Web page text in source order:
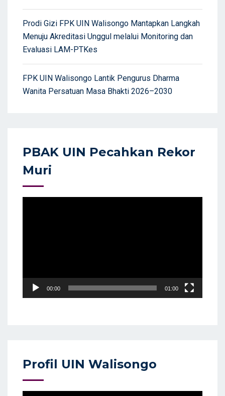
Prodi Gizi FPK UIN Walisongo Mantapkan Langkah
Menuju Akreditasi Unggul melalui Monitoring dan
Evaluasi LAM-PTKes
FPK UIN Walisongo Lantik Pengurus Dharma
Wanita Persatuan Masa Bhakti 2026–2030
PBAK UIN Pecahkan Rekor
Muri
00:00 01:00
Profil UIN Walisongo